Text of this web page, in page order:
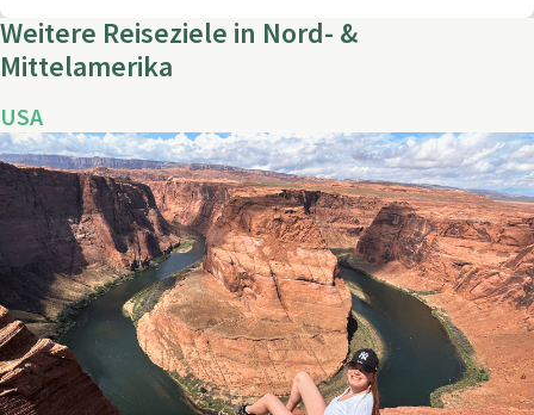
Weitere Reiseziele in Nord- &
Mittelamerika
USA